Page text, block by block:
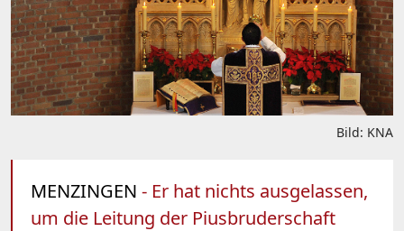
Bild: KNA
MENZINGEN - Er hat nichts ausgelassen,
um die Leitung der Piusbruderschaft